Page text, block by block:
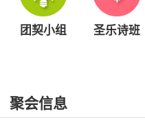
团契小组 圣乐诗班
聚会信息